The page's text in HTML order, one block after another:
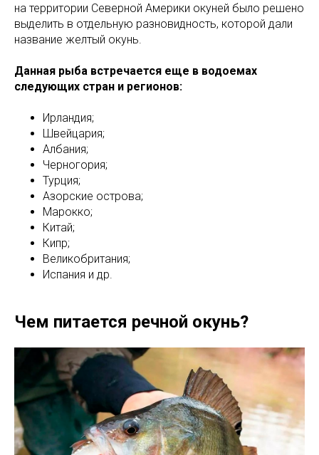
на территории Северной Америки окуней было решено
выделить в отдельную разновидность, которой дали
название желтый окунь.
Данная рыба встречается еще в водоемах
следующих стран и регионов:
Ирландия;
Швейцария;
Албания;
Черногория;
Турция;
Азорские острова;
Марокко;
Китай;
Кипр;
Великобритания;
Испания и др.
Чем питается речной окунь?